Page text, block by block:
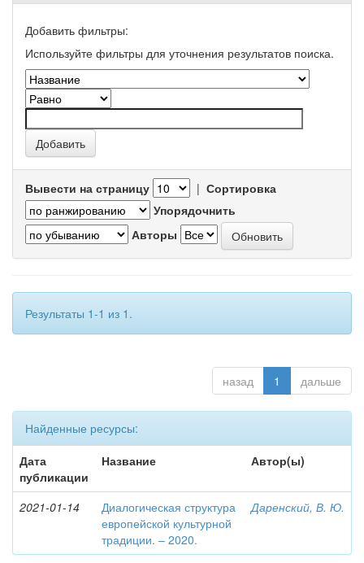
Добавить фильтры:
Используйте фильтры для уточнения результатов поиска.
Вывести на страницу | Сортировка
Упорядочнить
Авторы
Результаты 1-1 из 1.
назад 1 дальше
Найденные ресурсы:
Дата
публикации
Название Автор(ы)
2021-01-14
Диалогическая структура
европейской культурной
традиции. – 2020.
Даренский, В. Ю.